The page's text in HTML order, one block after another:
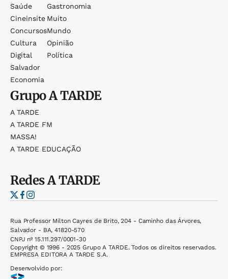
Saúde
Cineinsite
Concursos
Cultura
Digital
Salvador
Economia
Gastronomia
Muito
Mundo
Opinião
Política
GrupoA TARDE
A TARDE
A TARDE FM
MASSA!
A TARDE EDUCAÇÃO
RedesA TARDE
Rua Professor Milton Cayres de Brito, 204 - Caminho das Árvores,
Salvador - BA, 41820-570
CNPJ nº 15.111.297/0001-30
Copyright © 1996 - 2025 Grupo A TARDE. Todos os direitos reservados.
EMPRESA EDITORA A TARDE S.A.
Desenvolvido por: